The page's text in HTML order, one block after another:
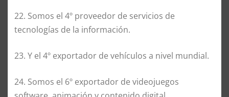
22. Somos el 4º proveedor de servicios de
tecnologías de la información.
23. Y el 4º exportador de vehículos a nivel mundial.
24. Somos el 6º exportador de videojuegos